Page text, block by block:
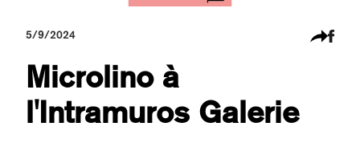
5/9/2024
Microlino à
l'Intramuros Galerie